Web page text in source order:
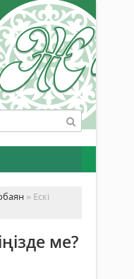
» Ескі
ме?